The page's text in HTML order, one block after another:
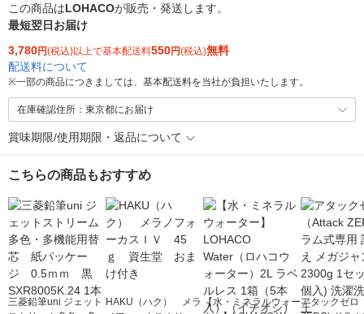
この商品はLOHACOが販売・発送します。
最短翌日お届け
3,780円(税込)以上で基本配送料550円(税込)無料
配送料について
※一部の商品につきましては、基本配送料を当社が負担いたします。
在庫確認住所：東京都にお届け
賞味期限/使用期限・返品について
こちらの商品もおすすめ
三菱鉛筆uni ジェット
HAKU（ハク） メラ 【水・ミネラルウォーアタックゼロ